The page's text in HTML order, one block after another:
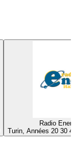
Radio
Turin, Années 20 30